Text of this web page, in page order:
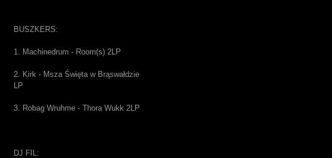
BUSZKERS:
1. Machinedrum - Room(s) 2LP
2. Kirk - Msza Święta w Brąswałdzie
LP
3. Robag Wruhme - Thora Wukk 2LP
DJ FIL: